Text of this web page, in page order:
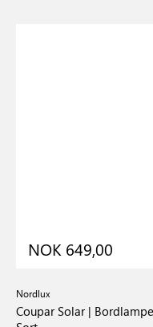
NOK 649,00
Nordlux
Coupar Solar |